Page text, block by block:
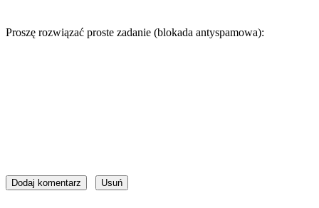
Proszę rozwiązać proste zadanie (blokada antyspamowa):